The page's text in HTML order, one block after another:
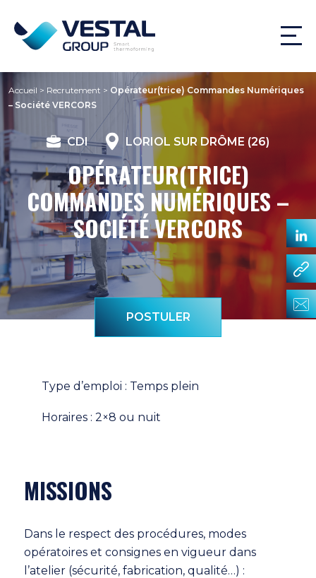
Accueil > Recrutement > Opérateur(trice) Commandes Numériques
– Société VERCORS
CDI LORIOL SUR DRÔME (26)
OPÉRATEUR(TRICE)
COMMANDES NUMÉRIQUES –
SOCIÉTÉ VERCORS
POSTULER
Type d’emploi : Temps plein
Horaires : 2×8 ou nuit
MISSIONS
Dans le respect des procédures, modes
opératoires et consignes en vigueur dans
l’atelier (sécurité, fabrication, qualité…) :